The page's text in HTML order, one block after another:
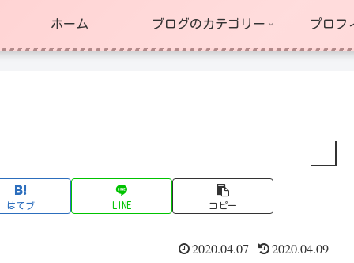
ホーム ブログのカテゴリー プロフ
はてブ LINE コピー
2020.04.07 2020.04.09